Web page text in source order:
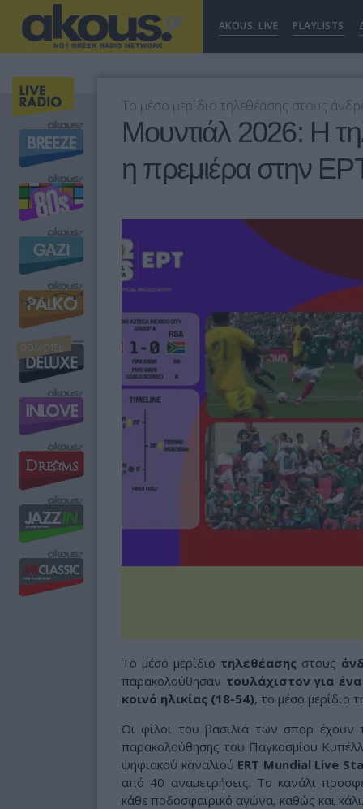
AKOUS. LIVE PLAYLISTS
Το μέσο μερίδιο τηλεθέασης στους
Μουντιάλ 2026: Η
η πρεμιέρα στην
Το μέσο μερίδιο τηλεθέασης στους
παρακολούθησαν τουλάχιστον για
κοινό ηλικίας (18-54), το μέσο μερίδιο
Οι φίλοι του βασιλιά των σπορ έχουν
παρακολούθησης του Παγκοσμίου
ψηφιακού καναλιού ERT Mundial Live
από 40 αναμετρήσεις. Το κανάλι
κάθε ποδοσφαιρικό αγώνα, καθώς και